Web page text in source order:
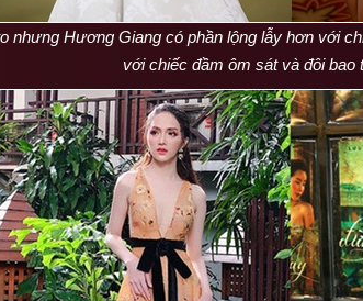
nhưng Hương Giang có phần lộng lẫy hơn với
với chiếc đầm ôm sát và đôi bao